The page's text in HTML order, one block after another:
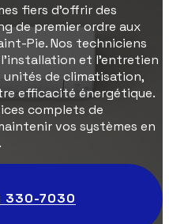
fiers d'offrir des
de premier ordre aux
Pie. Nos techniciens
et l'entretien
de climatisation,
efficacité énergétique.
complets de
vos systèmes en
330-7030